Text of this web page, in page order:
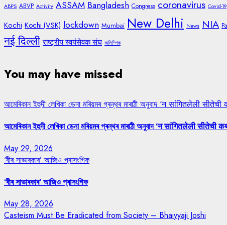
ABPS ABVP Activity ASSAM Bangladesh Congress coronavirus Covid-19
Kochi Kochi (VSK) lockdown Mumbai New Delhi News NIA
नई दिल्ली राष्ट्रीय स्वयंसेवक संघ অলিম্পিক
You may have missed
আমেৰিকান ইহুদী লেখিকা ডেনা মৰিয়মৰ গ্ৰন্থৰ মাৰাঠী অনুবাদ ‘न सांगितलेली सीतेची
আমেৰিকান ইহুদী লেখিকা ডেনা মৰিয়মৰ গ্ৰন্থৰ মাৰাঠী অনুবাদ ‘न सांगितलेली सीतेची
May 29, 2026
‘বীৰ সাভাৰকাৰ’ আজিও প্ৰাসংগিক
‘বীৰ সাভাৰকাৰ’ আজিও প্ৰাসংগিক
May 28, 2026
Casteism Must Be Eradicated from Society – Bhaiyyaji Joshi